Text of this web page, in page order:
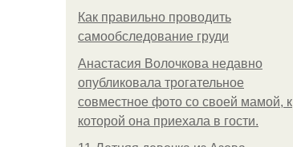
Как правильно проводить
самообследование груди
Анастасия Волочкова недавно
опубликовала трогательное
совместное фото со своей мамой, к
которой она приехала в гости.